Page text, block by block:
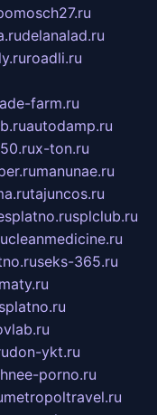
delanalad.ru
roadli.ru
farm.ru
autodamp.ru
x-ton.ru
manunae.ru
tajuncos.ru
splclub.ru
cleanmedicine.ru
seks-365.ru
don-ykt.ru
porno.ru
metropoltravel.ru